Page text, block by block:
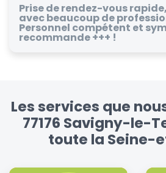
Prise de rendez-vous
avec beaucoup de
Personnel compétent et
recommande +++ !
Les services que
77176 Savigny-le-
toute la Seine-